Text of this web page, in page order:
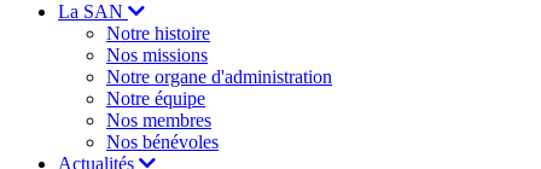
La SAN
Notre histoire
Nos missions
Notre organe d'administration
Notre équipe
Nos membres
Nos bénévoles
Actualités